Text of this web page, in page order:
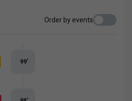
Order by events
99’